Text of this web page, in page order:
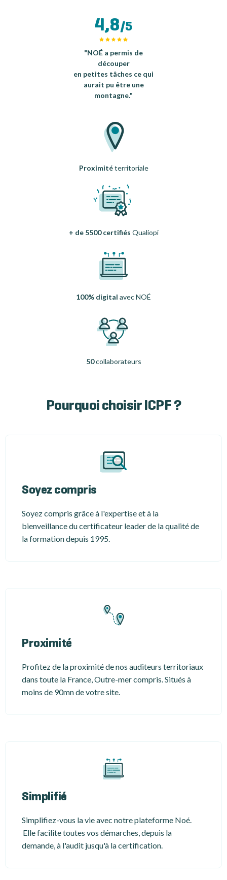
+ de 5500 certifiés Qualiopi
100% digital avec NOÉ
4,8/5
"NOÉ a permis de
découper
en petites tâches ce qui
aurait pu être une
montagne."
50collaborateurs
Proximitéterritoriale
Pourquoi choisir ICPF ?
Soyez compris
Soyez compris grâce à l'expertise et à la
bienveillance du certificateur leader de la qualité de
la formation depuis 1995.
Proximité
Profitez de la proximité de nos auditeurs territoriaux
dans toute la France, Outre-mer compris. Situés à
moins de 90mn de votre site.
Simplifié
Simplifiez-vous la vie avec notre plateforme Noé.
Elle facilite toutes vos démarches, depuis la
demande, à l'audit jusqu'à la certification.